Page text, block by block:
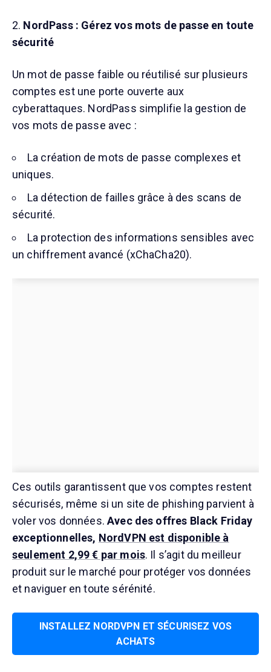
2. NordPass : Gérez vos mots de passe en toute
sécurité
Un mot de passe faible ou réutilisé sur plusieurs
comptes est une porte ouverte aux
cyberattaques. NordPass simplifie la gestion de
vos mots de passe avec :
La création de mots de passe complexes et
uniques.
La détection de failles grâce à des scans de
sécurité.
La protection des informations sensibles avec
un chiffrement avancé (xChaCha20).
Ces outils garantissent que vos comptes restent
sécurisés, même si un site de phishing parvient à
voler vos données.Avec des offres Black Friday
exceptionnelles, NordVPN est disponible à
seulement 2,99 € par mois. Il s’agit du meilleur
produit sur le marché pour protéger vos données
et naviguer en toute sérénité.
INSTALLEZ NORDVPN ET SÉCURISEZ VOS
ACHATS